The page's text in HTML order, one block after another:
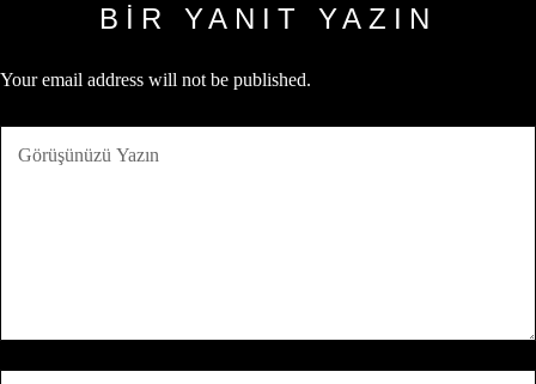
BIR YANIT YAZIN
Your email address will not be published.